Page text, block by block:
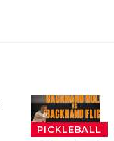
PICKLEBALL